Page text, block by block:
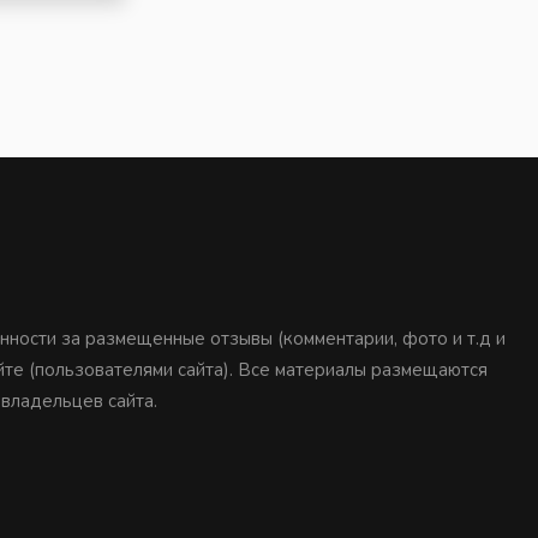
за размещенные отзывы (комментарии, фото и т.д и
(пользователями сайта). Все материалы размещаются
сайта.